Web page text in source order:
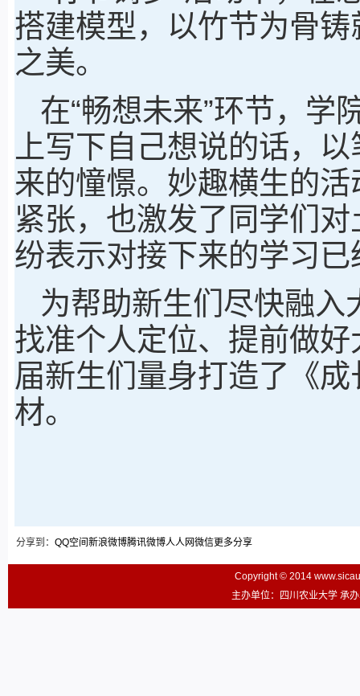
搭建模型，以竹节为骨
之美。
在“畅想未来”环节，学
上写下自己想说的话，
来的憧憬。妙趣横生的
紧张，也激发了同学们
纷表示对接下来的学习
为帮助新生们尽快融
找准个人定位、提前做
届新生们量身打造了《
材。
分享到： QQ空间 新浪微博腾讯微博人人网微信更多分享
Copyright © 2014
主办单位：四川农业大学 承